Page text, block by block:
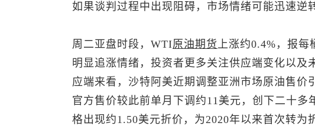
如果谈判过程中出现阻碍，市场情绪可能迅速逆
周二亚盘时段，WTI原油期货上涨约0.4%，报每
明显追涨情绪，投资者更多关注供应端变化以及
应端来看，沙特阿美近期调整亚洲市场原油售价
官方售价较此前单月下调约11美元，创下二十
格出现约1.50美元折价，为2020年以来首次转为